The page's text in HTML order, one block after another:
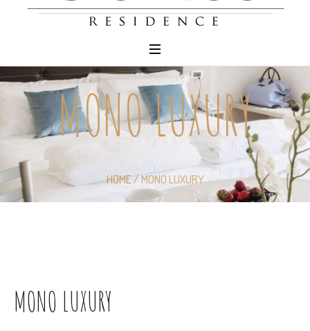
MONO LUXURY
HOME/MONO LUXURY
MONO LUXURY